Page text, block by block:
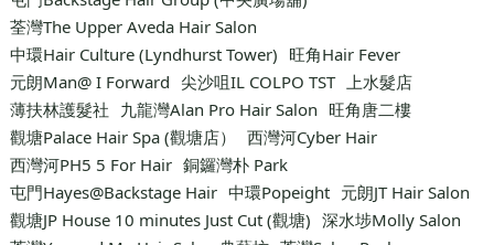
荃灣The Upper Aveda Hair Salon
中環Hair Culture (Lyndhurst Tower) 旺角Hair Fever
元朗Man@ I Forward 尖沙咀IL COLPO TST
上水髮店
薄扶林護髮社 九龍灣Alan Pro Hair Salon 旺角唐二樓
觀塘Palace Hair Spa (觀塘店）
西灣河Cyber Hair
西灣河PH5 5 For Hair 銅鑼灣朴 Park
屯門Hayes@Backstage Hair 中環Popeight 元朗JT Hair Salon
觀塘JP House 10 minutes Just Cut (觀塘) 深水埗Molly Salon